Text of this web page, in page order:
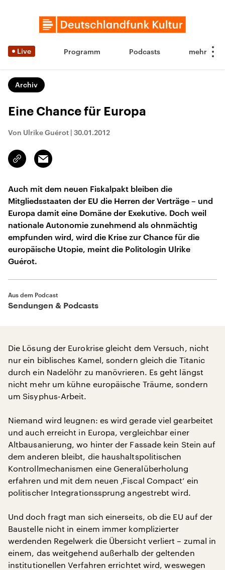
Live Programm Podcasts
Archiv
Eine Chance für Europa
Von Ulrike Guérot | 30.01.2012
Link
kopieren/teilen
Email
Auch mit dem neuen Fiskalpakt bleiben die
Mitgliedsstaaten der EU die Herren der Verträge – und
Europa damit eine Domäne der Exekutive. Doch weil
nationale Autonomie zunehmend als ohnmächtig
empfunden wird, wird die Krise zur Chance für die
europäische Utopie, meint die Politologin Ulrike
Guérot.
Aus dem Podcast
Sendungen & Podcasts
Die Lösung der Eurokrise gleicht dem Versuch, nicht
nur ein biblisches Kamel, sondern gleich die Titanic
durch ein Nadelöhr zu manövrieren. Es geht längst
nicht mehr um kühne europäische Träume, sondern
um Sisyphus-Arbeit.
Niemand wird leugnen: es wird gerade viel gearbeitet
und auch erreicht in Europa, vergleichbar einer
Altbausanierung, wo hinter der Fassade kein Stein auf
dem anderen bleibt, die haushaltspolitischen
Kontrollmechanismen eine Generalüberholung
erfahren und mit dem neuen ‚Fiscal Compact‘ ein
politischer Integrationssprung angestrebt wird.
Und doch fragt man sich einerseits, ob die EU auf der
Baustelle nicht in einem immer komplizierter
werdenden Regelwerk die Übersicht verliert – zumal in
einem, das weitgehend außerhalb der geltenden
institutionellen Verfahren errichtet wird, weswegen